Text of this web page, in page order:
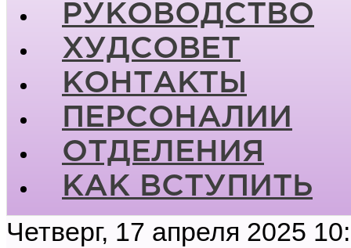
РУКОВОДСТВО
ХУДСОВЕТ
КОНТАКТЫ
ПЕРСОНАЛИИ
ОТДЕЛЕНИЯ
КАК ВСТУПИТЬ
Четверг, 17 апреля 2025